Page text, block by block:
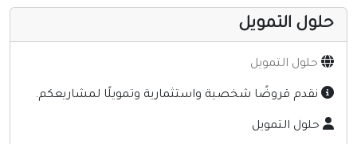
دخول
واستثمارية وتمويلًا لمشاريعكم.